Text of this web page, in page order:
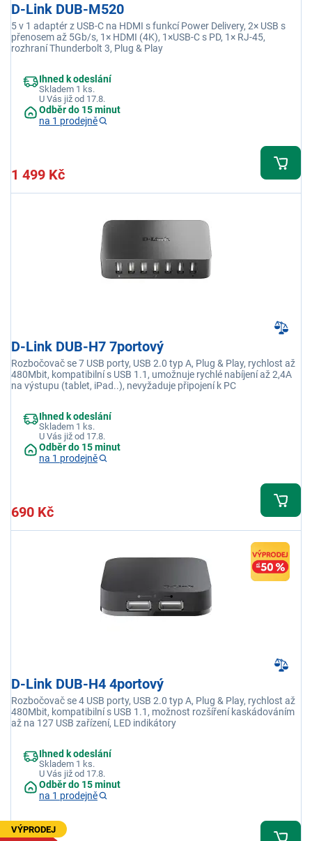
D-Link DUB-M520
5 v 1 adaptér z USB-C na HDMI s funkcí Power Delivery, 2× USB s
přenosem až 5Gb/s, 1× HDMI (4K), 1×USB-C s PD, 1× RJ-45,
rozhraní Thunderbolt 3, Plug & Play
Ihned k odeslání
Skladem 1 ks.
U Vás již od 17.8.
Odběr do 15 minut
na 1 prodejně
1 499 Kč
D-Link DUB-H7 7portový
Rozbočovač se 7 USB porty, USB 2.0 typ A, Plug & Play, rychlost až
480Mbit, kompatibilní s USB 1.1, umožnuje rychlé nabíjení až 2,4A
na výstupu (tablet, iPad..), nevyžaduje připojení k PC
Ihned k odeslání
Skladem 1 ks.
U Vás již od 17.8.
Odběr do 15 minut
na 1 prodejně
690 Kč
D-Link DUB-H4 4portový
Rozbočovač se 4 USB porty, USB 2.0 typ A, Plug & Play, rychlost až
480Mbit, kompatibilní s USB 1.1, možnost rozšíření kaskádováním
až na 127 USB zařízení, LED indikátory
Ihned k odeslání
Skladem 1 ks.
U Vás již od 17.8.
Odběr do 15 minut
na 1 prodejně
VÝPRODEJ